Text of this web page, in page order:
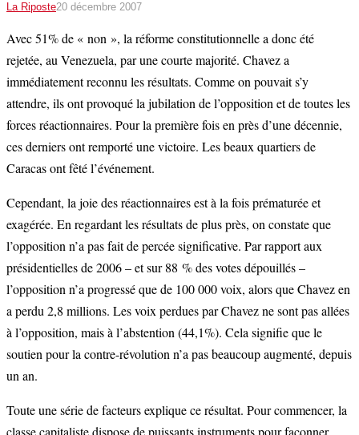
La Riposte20 décembre 2007
Avec 51% de « non », la réforme constitutionnelle a donc été
rejetée, au Venezuela, par une courte majorité. Chavez a
immédiatement reconnu les résultats. Comme on pouvait s’y
attendre, ils ont provoqué la jubilation de l’opposition et de toutes les
forces réactionnaires. Pour la première fois en près d’une décennie,
ces derniers ont remporté une victoire. Les beaux quartiers de
Caracas ont fêté l’événement.
Cependant, la joie des réactionnaires est à la fois prématurée et
exagérée. En regardant les résultats de plus près, on constate que
l’opposition n’a pas fait de percée significative. Par rapport aux
présidentielles de 2006 – et sur 88 % des votes dépouillés –
l’opposition n’a progressé que de 100 000 voix, alors que Chavez en
a perdu 2,8 millions. Les voix perdues par Chavez ne sont pas allées
à l’opposition, mais à l’abstention (44,1%). Cela signifie que le
soutien pour la contre-révolution n’a pas beaucoup augmenté, depuis
un an.
Toute une série de facteurs explique ce résultat. Pour commencer, la
classe capitaliste dispose de puissants instruments pour façonner